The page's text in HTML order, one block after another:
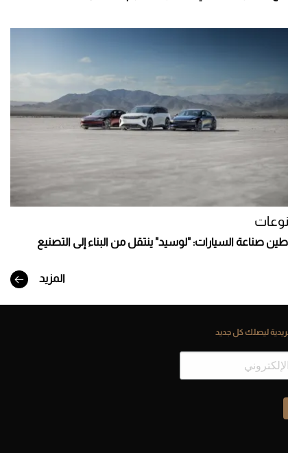
صناعة السيارات: "لوسيد" ينتقل من البناء إلى التصنيع
المزيد
ليصلك كل جديد